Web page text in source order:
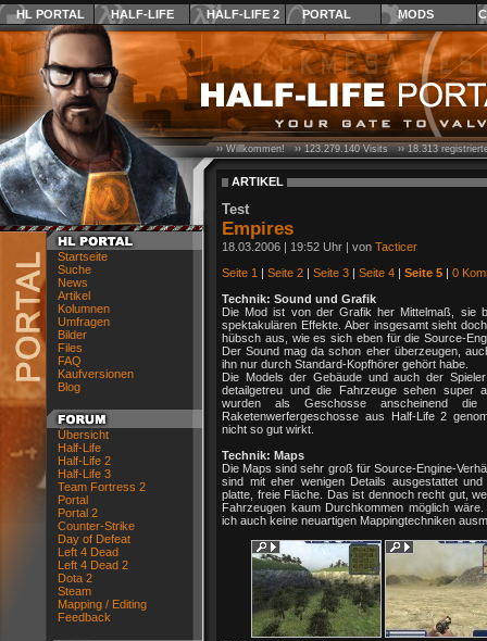
HL PORTAL HALF-LIFE HALF-LIFE 2 PORTAL MODS
Startseite
Suche
News
Artikel
Kolumnen
Umfragen
Bilder
Files
FAQ
Kaufversionen
Blog
Übersicht
Half-Life
Half-Life 2
Half-Life 3
Team Fortress 2
Portal
Portal 2
Counter-Strike
Day of Defeat
Left 4 Dead
Left 4 Dead 2
Dota 2
Steam
Mapping / Editing
Feedback
›› Willkommen! ››123.279.140Visits ››18.313
ARTIKEL
Test
Empires
18.03.2006 | 19:52 Uhr | von Tacticer
Seite 1 | Seite 2 | Seite 3 | Seite 4 | Seite 5 | 0
Technik: Sound und Grafik
Die Mod ist von der Grafik her Mittelmaß, sie
spektakulären Effekte. Aber insgesamt sieht
hübsch aus, wie es sich eben für die Source-
Der Sound mag da schon eher überzeugen,
ihn nur durch Standard-Kopfhörer gehört habe.
Die Models der Gebäude und auch der
detailgetreu und die Fahrzeuge sehen super
wurden als Geschosse anscheinend die
Raketenwerfergeschosse aus Half-Life 2
nicht so gut wirkt.
Technik: Maps
Die Maps sind sehr groß für Source-Engine-
sind mit eher wenigen Details ausgestattet und
platte, freie Fläche. Das ist dennoch recht gut,
Fahrzeugen kaum Durchkommen möglich
ich auch keine neuartigen Mappingtechniken